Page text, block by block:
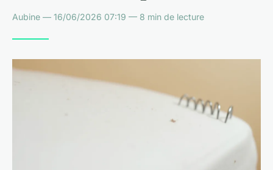
Aubine — 16/06/2026 07:19 — 8 min de lecture